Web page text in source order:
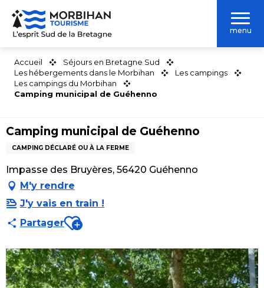
Aller
contenu
menu
Accueil
Séjours en Bretagne Sud
Les hébergements dans le Morbihan
Les campings
Les campings du Morbihan
Camping municipal de Guéhenno
Camping municipal de Guéhenno
CAMPING DÉCLARÉ OU À LA FERME
Impasse des Bruyères, 56420 Guéhenno
M'y rendre
J'y vais en train !
PartagerAjouter aux favoris